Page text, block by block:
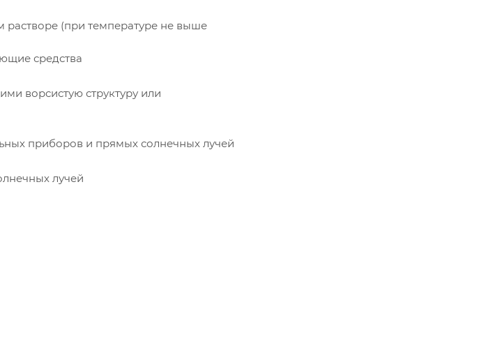
растворе (при температуре не выше
средства
ворсистую структуру или
приборов и прямых солнечных лучей
лучей